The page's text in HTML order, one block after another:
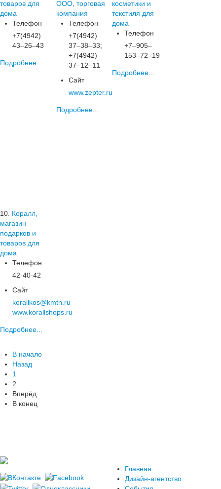
товаров для
дома
Телефон
+7(4942)
43‒26‒43
Подробнее...
ООО, торговая
компания
Телефон
+7(4942)
37‒38‒33;
+7(4942)
37‒12‒11
Сайт
www.zepter.ru
Подробнее...
косметики и
текстиля для
дома
Телефон
+7‒905‒
153‒72‒19
Подробнее...
10. Коралл,
магазин
подарков и
товаров для
дома
Телефон
42-40-42
Сайт
korallkos@kmtn.ru
www.korallshops.ru
Подробнее...
В начало
Назад
1
2
Вперёд
В конец
Главная
Дизайн-агентство